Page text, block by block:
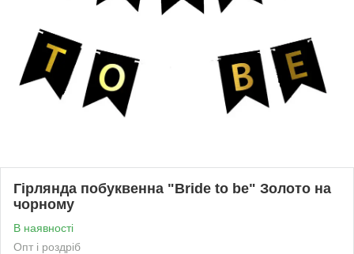
Гірлянда побуквенна "Bride to be" Золото на
чорному
В наявності
Опт і роздріб